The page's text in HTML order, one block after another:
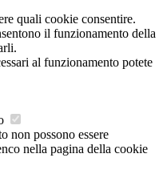
quali cookie consentire.
il funzionamento della
al funzionamento potete
non possono essere
nella pagina della cookie